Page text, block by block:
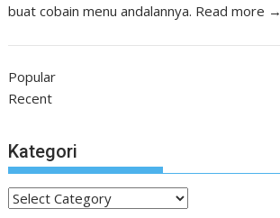
buat cobain menu andalannya. Read more →
Popular
Recent
Kategori
Kategori